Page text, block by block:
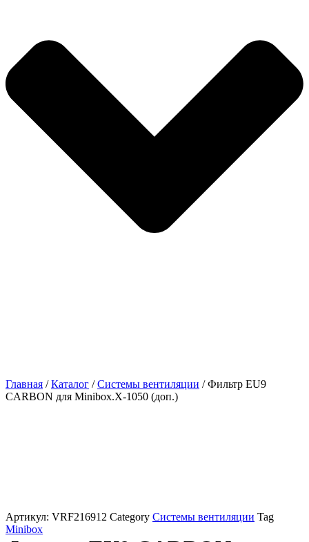
Главная /Каталог /Системы вентиляции / Фильтр EU9
CARBON для Minibox.X-1050 (доп.)
Артикул: VRF216912 Category Системы вентиляции Tag
Minibox